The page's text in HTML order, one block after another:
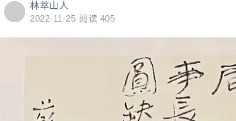
林萃山人
2022-11-25 阅读 405